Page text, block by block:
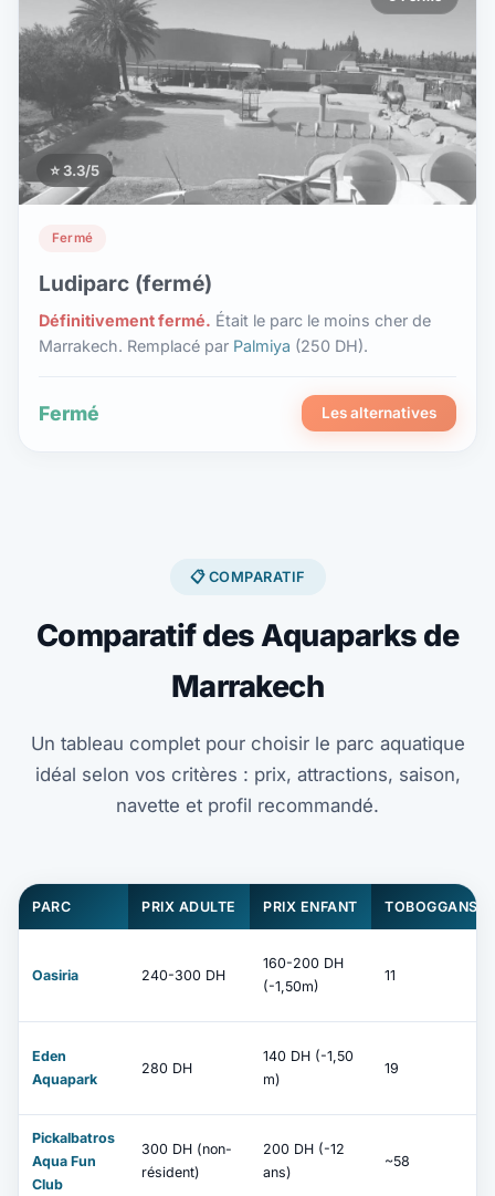
⭐ 3.3/5
Fermé
Ludiparc (fermé)
Définitivement fermé. Était le parc le moins cher de
Marrakech. Remplacé par Palmiya (250 DH).
Fermé Les alternatives
📋 COMPARATIF
Comparatif des Aquaparks de
Marrakech
Un tableau complet pour choisir le parc aquatique
idéal selon vos critères : prix, attractions, saison,
navette et profil recommandé.
PARC PRIX ADULTE PRIX ENFANT TOBOGGANS
Oasiria 240-300 DH
160-200 DH
(-1,50m)
11
Eden
Aquapark
280 DH
140 DH (-1,50
m)
19
Pickalbatros
Aqua Fun
Club
300 DH (non-
résident)
200 DH (-12
ans)
~58